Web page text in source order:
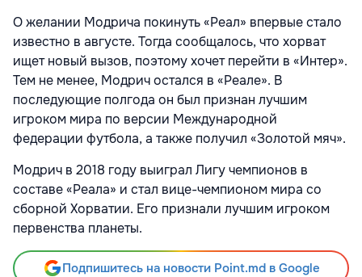
О желании Модрича покинуть «Реал» впервые стало
известно в августе. Тогда сообщалось, что хорват
ищет новый вызов, поэтому хочет перейти в «Интер».
Тем не менее, Модрич остался в «Реале». В
последующие полгода он был признан лучшим
игроком мира по версии Международной
федерации футбола, а также получил «Золотой мяч».
Модрич в 2018 году выиграл Лигу чемпионов в
составе «Реала» и стал вице-чемпионом мира со
сборной Хорватии. Его признали лучшим игроком
первенства планеты.
Подпишитесь на новости Point.md в Google